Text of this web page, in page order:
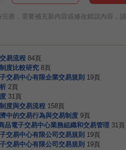
善，需要補充新內容或修改錯誤內容，請
易流程 84頁
度比較研究 8頁
交易中心有限企業交易規則 19頁
2頁
31頁
度與交易流程 158頁
中的交易行為與交易制度 9頁
品電子交易中心業務組織和交易管理 31頁
交易中心有限公司交易規則 19頁
交易中心有限公司交易規則 19頁